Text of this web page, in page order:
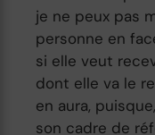
je ne peux pas
personne en
si elle veut
dont elle va le
en aura,
son cadre de